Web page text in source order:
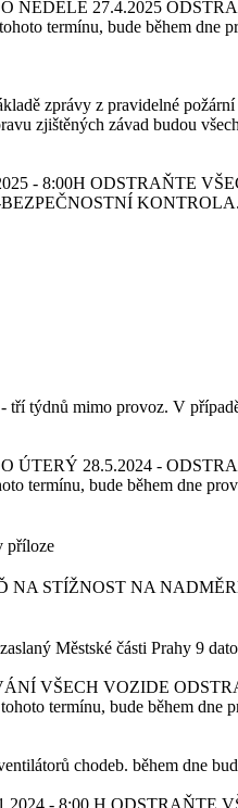
NEDĚLE 27.4.2025
bude během dne
zprávy z pravidelné
zjištěných závad budou
- 8:00H ODSTRAŇTE
BEZPEČNOSTNÍ KONTROLA.
týdnů mimo provoz. V
ÚTERÝ 28.5.2024 -
bude během dne
příloze
NA STÍŽNOST NA
Městské části Prahy 9
VŠECH VOZIDE
bude během dne
chodeb. během dne
- 8:00 H ODSTRAŇTE